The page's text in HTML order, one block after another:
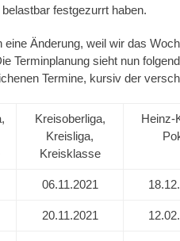
festgezurrt haben.
Änderung, weil wir das
Terminplanung sieht nun
Termine, kursiv der
Kreisoberliga,
Kreisliga,
Kreisklasse
Heinz-
06.11.2021
20.11.2021